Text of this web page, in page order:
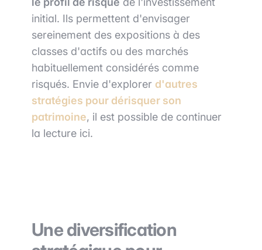
initial. Ils permettent d'envisager
sereinement des expositions à des
classes d'actifs ou des marchés
habituellement considérés comme
risqués. Envie d'explorer d'autres
stratégies pour dérisquer son
patrimoine, il est possible de continuer
la lecture ici.
Une diversification